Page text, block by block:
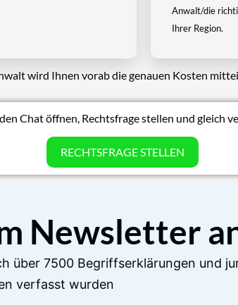
Anwalt/die
Ihrer Region.
wird Ihnen vorab die genauen Kosten
Chat öffnen, Rechtsfrage stellen und gleich
RECHTSFRAGE STELLEN
Newsletter
über 7500 Begriffserklärungen und
verfasst wurden